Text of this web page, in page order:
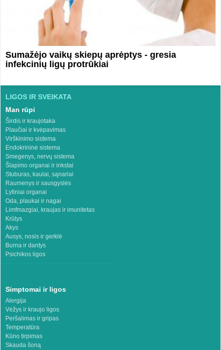
Sumažėjo vaikų skiepų aprėptys - gresia
infekcinių ligų protrūkiai
LIGOS IR SVEIKATA
Man rūpi
Širdis ir kraujotaka
Plaučiai ir kvėpavimas
Virškinimo sistema
Endokrininė sistema
Smegenys, nervų sistema
Šlapimo organai ir inkstai
Stuburas, kaulai, sąnariai
Raumenys ir sausgyslės
Lytiniai organai
Oda, plaukai ir nagai
Limfmazgiai, kraujas ir imunitetas
Krūtys
Akys
Ausys, nosis ir gerklė
Burna ir dantys
Psichikos ligos
Simptomai ir ligos
Alergija
Vėžys ir kraujo ligos
Peršalimas ir gripas
Temperatūra
Kūno tirpimas
Skauda šoną